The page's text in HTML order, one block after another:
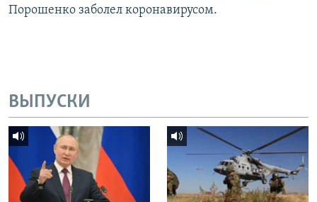
Порошенко заболел коронавирусом.
ВЫПУСКИ